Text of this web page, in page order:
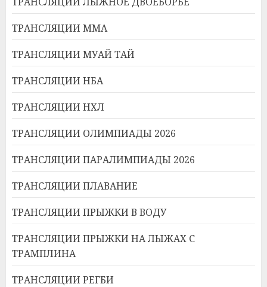
ТРАНСЛЯЦИИ ММА
ТРАНСЛЯЦИИ МУАЙ ТАЙ
ТРАНСЛЯЦИИ НБА
ТРАНСЛЯЦИИ НХЛ
ТРАНСЛЯЦИИ ОЛИМПИАДЫ 2026
ТРАНСЛЯЦИИ ПАРАЛИМПИАДЫ 2026
ТРАНСЛЯЦИИ ПЛАВАНИЕ
ТРАНСЛЯЦИИ ПРЫЖКИ В ВОДУ
ТРАНСЛЯЦИИ ПРЫЖКИ НА ЛЫЖАХ С
ТРАМПЛИНА
ТРАНСЛЯЦИИ РЕГБИ